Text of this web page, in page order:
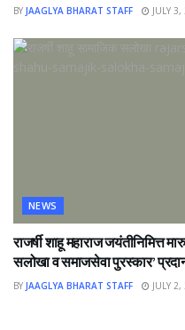
BY JAAGLYA BHARAT STAFF JULY
NEWS
राजर्षी शाहू महाराज जयंतीनिमित्त
सलोखा व समाजसेवा पुरस्कार’
BY JAAGLYA BHARAT STAFF JULY